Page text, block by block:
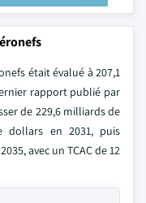
était évalué à 207,1
rapport publié par
de 229,6 milliards de
dollars en 2031, puis
avec un TCAC de 12